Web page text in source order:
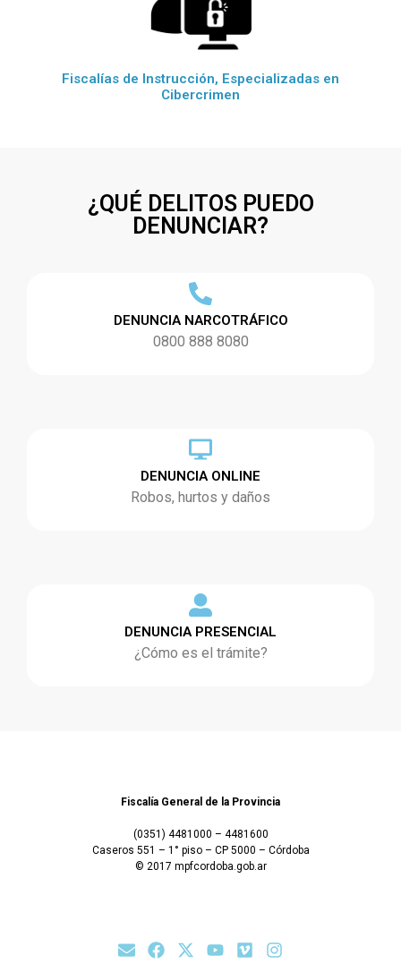
Fiscalías de Instrucción, Especializadas en
Cibercrimen
¿QUÉ DELITOS PUEDO
DENUNCIAR?
DENUNCIA NARCOTRÁFICO
0800 888 8080
DENUNCIA ONLINE
Robos, hurtos y daños
DENUNCIA PRESENCIAL
¿Cómo es el trámite?
Fiscalía General de la Provincia
(0351) 4481000 – 4481600
Caseros 551 – 1° piso – CP 5000 – Córdoba
© 2017 mpfcordoba.gob.ar